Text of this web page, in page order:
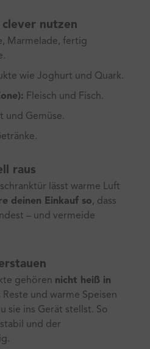
nutzen
Marmelade, fertig
wie Joghurt und Quark.
Fleisch und Fisch.
und Gemüse.
raus
lässt warme Luft
deinen Einkauf so, dass
– und vermeide
gehören nicht heiß in
Reste und warme Speisen
sie ins Gerät stellst. So
und der